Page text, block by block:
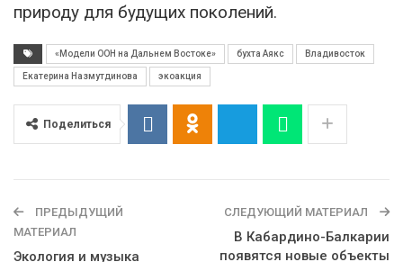
природу для будущих поколений.
«Модели ООН на Дальнем Востоке» бухта Аякс Владивосток
Екатерина Назмутдинова экоакция
Поделиться
ПРЕДЫДУЩИЙ
МАТЕРИАЛ
Экология и музыка
СЛЕДУЮЩИЙ МАТЕРИАЛ
В Кабардино-Балкарии
появятся новые объекты